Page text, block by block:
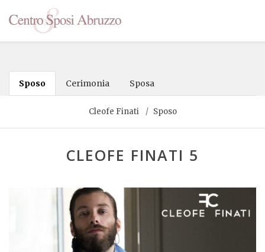
Sposo Cerimonia Sposa
Cleofe Finati Sposo
CLEOFE FINATI 5